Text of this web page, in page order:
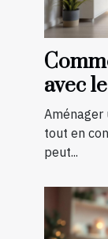
avec
bébé?
Aménager
tout en
peut...